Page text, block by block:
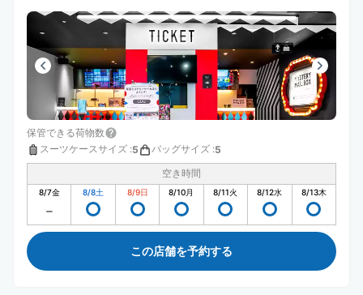
保管できる荷物数
スーツケースサイズ :5 バッグサイズ :5
空き時間
8/7金 8/8土 8/9日 8/10月 8/11火 8/12水 8/13木
この店舗を予約する